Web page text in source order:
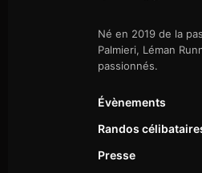
Né en 2019 de la
Palmieri, Léman
passionnés.
Évènements
Randos
Presse